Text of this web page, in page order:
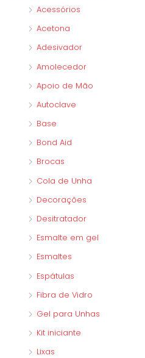
Acessórios
Acetona
Adesivador
Amolecedor
Apoio de Mão
Autoclave
Base
Bond Aid
Brocas
Cola de Unha
Decorações
Desitratador
Esmalte em gel
Esmaltes
Espátulas
Fibra de Vidro
Gel para Unhas
Kit iniciante
Lixas